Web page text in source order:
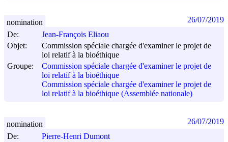
De:
Jean-François Eliaou
Objet:
Commission spéciale chargée d'examiner le projet de
loi relatif à la bioéthique
Groupe:
Commission spéciale chargée d'examiner le projet de
loi relatif à la bioéthique
Commission spéciale chargée d'examiner le projet de
loi relatif à la bioéthique (Assemblée nationale)
nomination 26/07/2019
De:
Pierre-Henri Dumont
nomination 26/07/2019